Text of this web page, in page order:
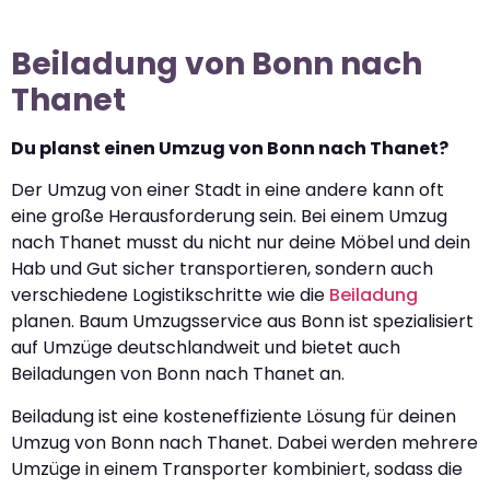
Beiladung von Bonn nach
Thanet
Du planst einen Umzug von Bonn nach Thanet?
Der Umzug von einer Stadt in eine andere kann oft
eine große Herausforderung sein. Bei einem Umzug
nach Thanet musst du nicht nur deine Möbel und dein
Hab und Gut sicher transportieren, sondern auch
verschiedene Logistikschritte wie die Beiladung
planen. Baum Umzugsservice aus Bonn ist spezialisiert
auf Umzüge deutschlandweit und bietet auch
Beiladungen von Bonn nach Thanet an.
Beiladung ist eine kosteneffiziente Lösung für deinen
Umzug von Bonn nach Thanet. Dabei werden mehrere
Umzüge in einem Transporter kombiniert, sodass die